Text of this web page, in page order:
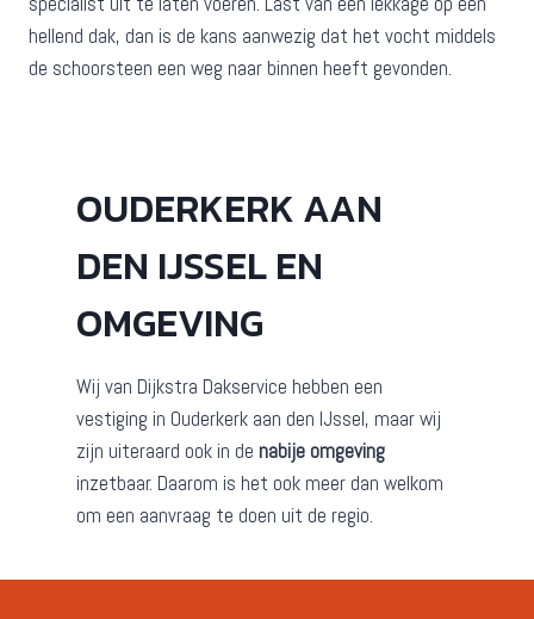
hellend dak, dan is de kans aanwezig dat het vocht middels
de schoorsteen een weg naar binnen heeft gevonden.
OUDERKERK AAN
DEN IJSSEL EN
OMGEVING
Wij van Dijkstra Dakservice hebben een
vestiging in Ouderkerk aan den IJssel, maar wij
zijn uiteraard ook in de nabije omgeving
inzetbaar. Daarom is het ook meer dan welkom
om een aanvraag te doen uit de regio.